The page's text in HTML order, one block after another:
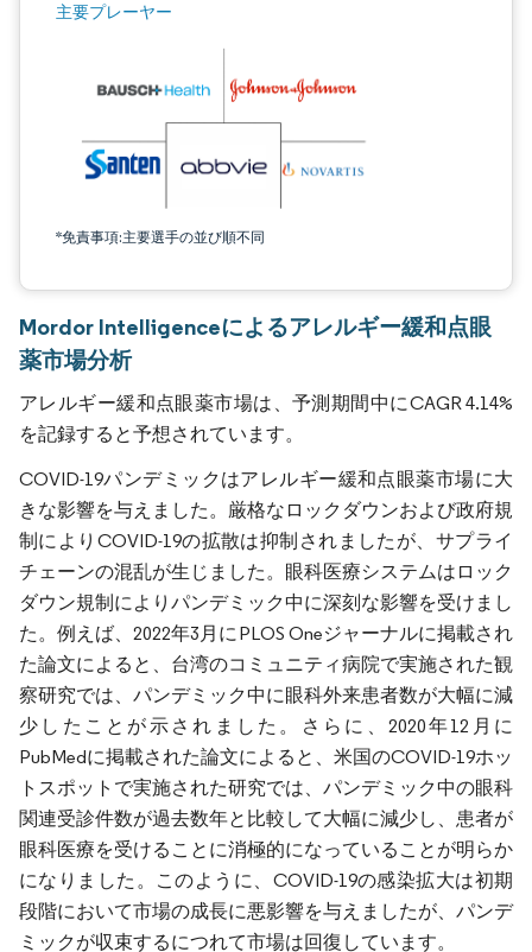
主要プレーヤー
*免責事項:主要選手の並び順不同
Mordor Intelligenceによるアレルギー緩和点眼
薬市場分析
アレルギー緩和点眼薬市場は、予測期間中にCAGR 4.14%
を記録すると予想されています。
COVID-19パンデミックはアレルギー緩和点眼薬市場に大
きな影響を与えました。厳格なロックダウンおよび政府規
制によりCOVID-19の拡散は抑制されましたが、サプライ
チェーンの混乱が生じました。眼科医療システムはロック
ダウン規制によりパンデミック中に深刻な影響を受けまし
た。例えば、2022年3月にPLOS Oneジャーナルに掲載され
た論文によると、台湾のコミュニティ病院で実施された観
察研究では、パンデミック中に眼科外来患者数が大幅に減
少したことが示されました。さらに、2020年12月に
PubMedに掲載された論文によると、米国のCOVID-19ホッ
トスポットで実施された研究では、パンデミック中の眼科
関連受診件数が過去数年と比較して大幅に減少し、患者が
眼科医療を受けることに消極的になっていることが明らか
になりました。このように、COVID-19の感染拡大は初期
段階において市場の成長に悪影響を与えましたが、パンデ
ミックが収束するにつれて市場は回復しています。